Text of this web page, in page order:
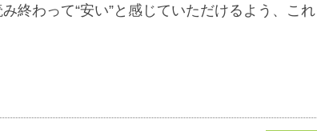
わって“安い”と感じていただけるよう、これ